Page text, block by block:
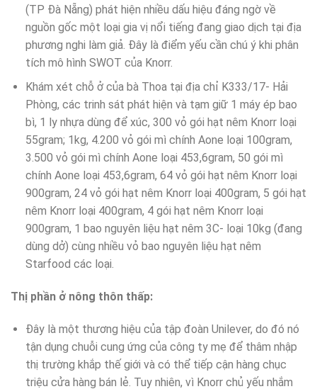
(TP Đà Nẵng) phát hiện nhiều dấu hiệu đáng ngờ về
nguồn gốc một loại gia vị nổi tiếng đang giao dịch tại địa
phương nghi làm giả. Đây là điểm yếu cần chú ý khi phân
tích mô hình SWOT của Knorr.
Khám xét chỗ ở của bà Thoa tại địa chỉ K333/17- Hải
Phòng, các trinh sát phát hiện và tạm giữ 1 máy ép bao
bì, 1 ly nhựa dùng để xúc, 300 vỏ gói hạt nêm Knorr loại
55gram; 1kg, 4.200 vỏ gói mì chính Aone loại 100gram,
3.500 vỏ gói mì chính Aone loại 453,6gram, 50 gói mì
chính Aone loại 453,6gram, 64 vỏ gói hạt nêm Knorr loại
900gram, 24 vỏ gói hạt nêm Knorr loại 400gram, 5 gói hạt
nêm Knorr loại 400gram, 4 gói hạt nêm Knorr loại
900gram, 1 bao nguyên liệu hạt nêm 3C- loại 10kg (đang
dùng dở) cùng nhiều vỏ bao nguyên liệu hạt nêm
Starfood các loại.
Thị phần ở nông thôn thấp:
Đây là một thương hiệu của tập đoàn Unilever, do đó nó
tận dụng chuỗi cung ứng của công ty mẹ để thâm nhập
thị trường khắp thế giới và có thể tiếp cận hàng chục
triệu cửa hàng bán lẻ. Tuy nhiên, vì Knorr chủ yếu nhắm